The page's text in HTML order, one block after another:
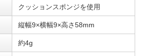
クッションスポンジを使用
縦幅9×横幅9×高さ58mm
約4g